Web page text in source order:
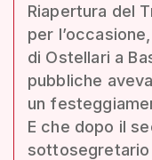
Riapertura del
per
di Ostellari a
pubbliche
un
E che dopo il